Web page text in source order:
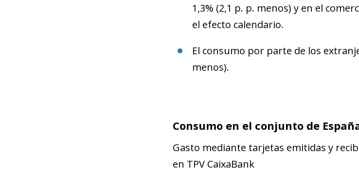
1,3% (2,1 p. p. menos) y en el
el efecto calendario.
El consumo por parte de los
menos).
Consumo en el conjunto de
Gasto mediante tarjetas emitidas y
en TPV CaixaBank